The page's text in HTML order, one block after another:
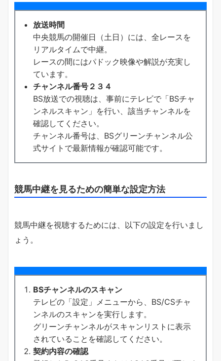
放送時間
中央競馬の開催日（土日）には、全レースを
リアルタイムで中継。
レースの間にはパドック映像や解説が充実し
ています。
チャンネル番号２３４
BS放送での視聴は、事前にテレビで「BSチャ
ンネルスキャン」を行い、該当チャンネルを
確認してください。
チャンネル番号は、BSグリーンチャンネル公
式サイトで最新情報が確認可能です。
競馬中継を見るための簡単な設定方法
競馬中継を視聴するためには、以下の設定を行いまし
ょう。
BSチャンネルのスキャン
テレビの「設定」メニューから、BS/CSチャ
ンネルのスキャンを実行します。
グリーンチャンネルがスキャンリストに表示
されていることを確認してください。
契約内容の確認